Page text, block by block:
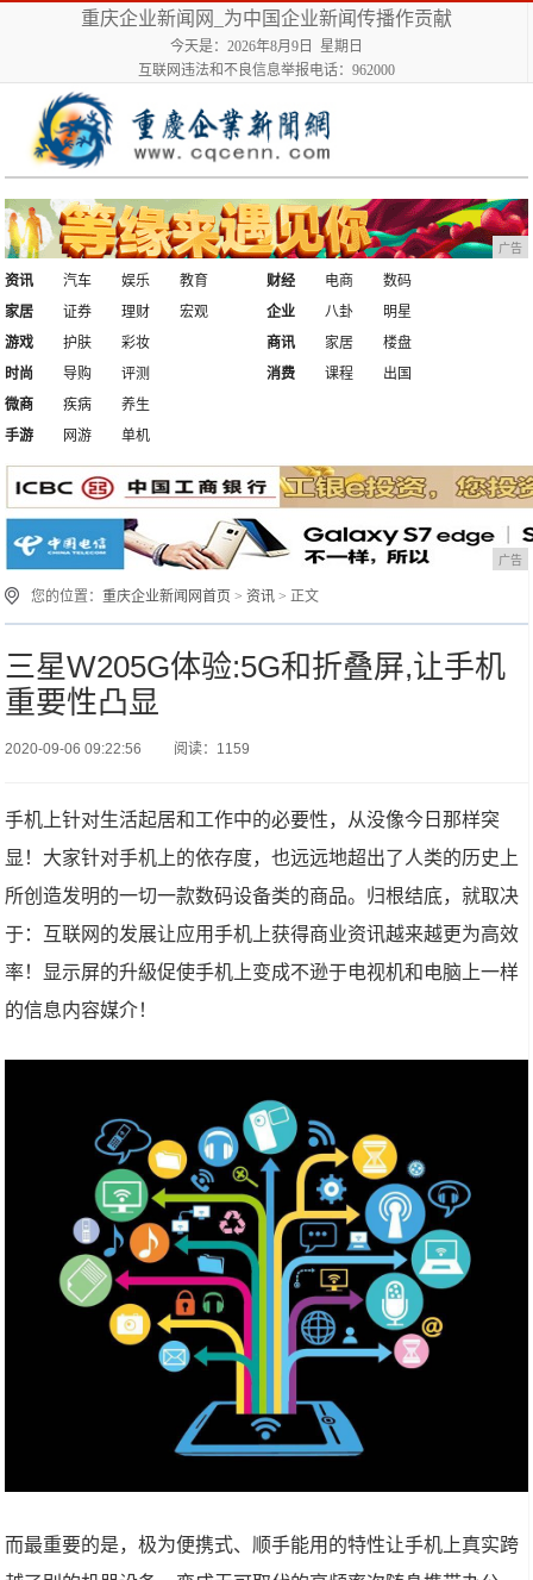
重庆企业新闻网_为中国企业新闻传播作贡献
今天是：2026年8月9日 星期日
互联网违法和不良信息举报电话：962000
广告
资讯 汽车 娱乐
教育
家居
证券 理财 宏观
财经 电商
数码
企业
八卦
明星
游戏
护肤
彩妆
时尚
导购 评测
商讯 家居
楼盘
消费
课程
出国
微商
疾病
养生
手游
网游 单机
广告
您的位置：重庆企业新闻网首页 >资讯 > 正文
三星W205G体验:5G和折叠屏,让手机
重要性凸显
2020-09-06 09:22:56 阅读：1159
手机上针对生活起居和工作中的必要性，从没像今日那样突
显！大家针对手机上的依存度，也远远地超出了人类的历史上
所创造发明的一切一款数码设备类的商品。归根结底，就取决
于：互联网的发展让应用手机上获得商业资讯越来越更为高效
率！显示屏的升級促使手机上变成不逊于电视机和电脑上一样
的信息内容媒介！
而最重要的是，极为便携式、顺手能用的特性让手机上真实跨